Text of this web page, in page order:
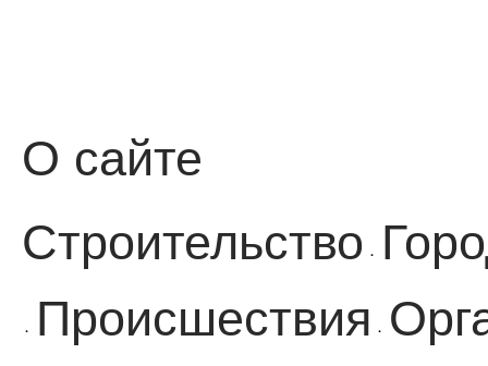
О сайте
Строительство ·
· Происшествия ·